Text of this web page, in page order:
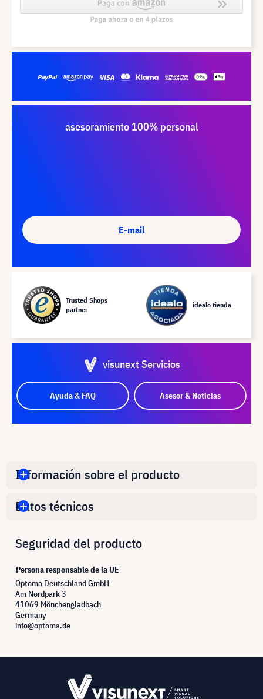
asesoramiento 100% personal
E-mail
Trusted Shops
partner
idealo tienda
visunext Servicios
Ayuda & FAQ Asesor & Noticias
Información sobre el producto
Datos técnicos
Seguridad del producto
Persona responsable de la UE
Optoma Deutschland GmbH
Am Nordpark 3
41069 Mönchengladbach
Germany
info@optoma.de